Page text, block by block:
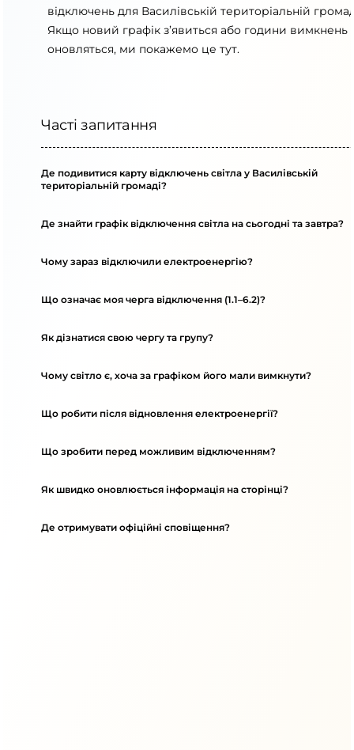
відключень для Василівській територіальній
Якщо новий графік з’явиться або години вимкнень
оновляться, ми покажемо це тут.
Часті запитання
Де подивитися карту відключень світла у Василівській
територіальній громаді?
Де знайти графік відключення світла на сьогодні та завтра?
Чому зараз відключили електроенергію?
Що означає моя черга відключення (1.1–6.2)?
Як дізнатися свою чергу та групу?
Чому світло є, хоча за графіком його мали вимкнути?
Що робити після відновлення електроенергії?
Що зробити перед можливим відключенням?
Як швидко оновлюється інформація на сторінці?
Де отримувати офіційні сповіщення?